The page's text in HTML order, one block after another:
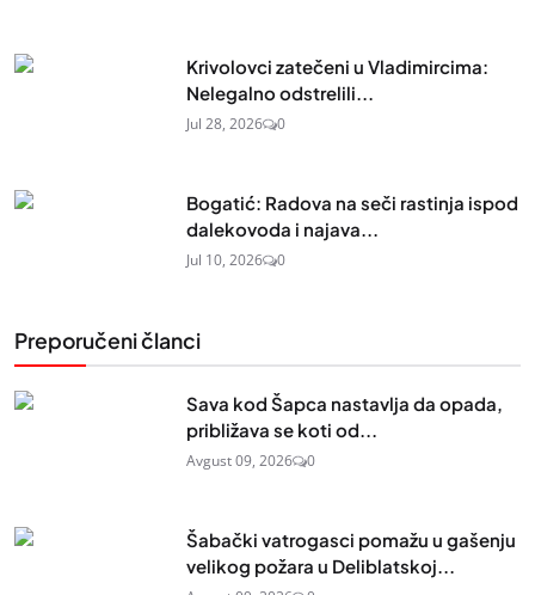
Krivolovci zatečeni u Vladimircima:
Nelegalno odstrelili...
Jul 28, 2026 0
Bogatić: Radova na seči rastinja ispod
dalekovoda i najava...
Jul 10, 2026 0
Preporučeni članci
Sava kod Šapca nastavlja da opada,
približava se koti od...
Avgust 09, 2026 0
Šabački vatrogasci pomažu u gašenju
velikog požara u Deliblatskoj...